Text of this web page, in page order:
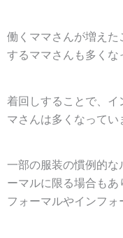
働くママさんが増えた
するママさんも多くな
着回しすることで、
マさんは多くなってい
一部の服装の慣例的な
ーマルに限る場合もあ
フォーマルやインフォ